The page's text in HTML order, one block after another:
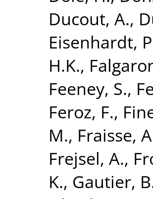
Ducout, A.,
Eisenhardt,
H.K.,
Feeney, S.,
Feroz, F.,
M., Fraisse,
Frejsel, A.,
K., Gautier,